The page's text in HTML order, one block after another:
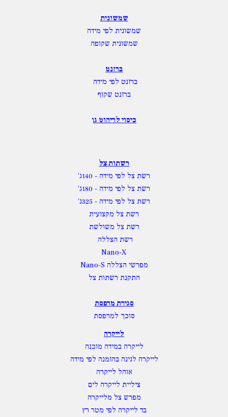
שמשונית לפי מידה
שמשונית שקופה
ברזנט לפי מידה
ברזנט שקוף
רשת צל לפי מידה- 140ג'
רשת צל לפי מידה - 180ג'
רשת צל לפי מידה - 325ג'
רשת צל מקצועית
רשת צל משולשת
רשת הצללה
Nano-X
מפרשי הצללה Nano-S
התקנת רשתות צל
סוכך למרפסת
לייקרה במידה מוכנה
לייקרה לגינה בהזמנה לפי מידה
אוהל לייקרה
ציליית לייקרה לים
מפרש צל מלייקרה
בד לייקרה לפי מטר רץ